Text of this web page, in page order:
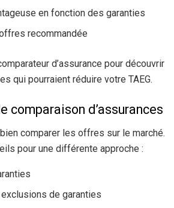
en fonction des garanties
recommandée
d’assurance pour découvrir
qui pourraient réduire votre TAEG.
comparaison d’assurances
comparer les offres sur le marché.
pour une différente approche :
de garanties